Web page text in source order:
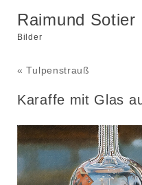
Raimund Sotier
Bilder
« Tulpenstrauß
Karaffe mit Glas